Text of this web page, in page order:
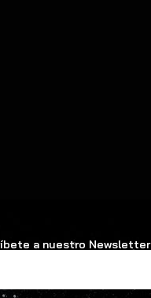
a nuestro Newsletter